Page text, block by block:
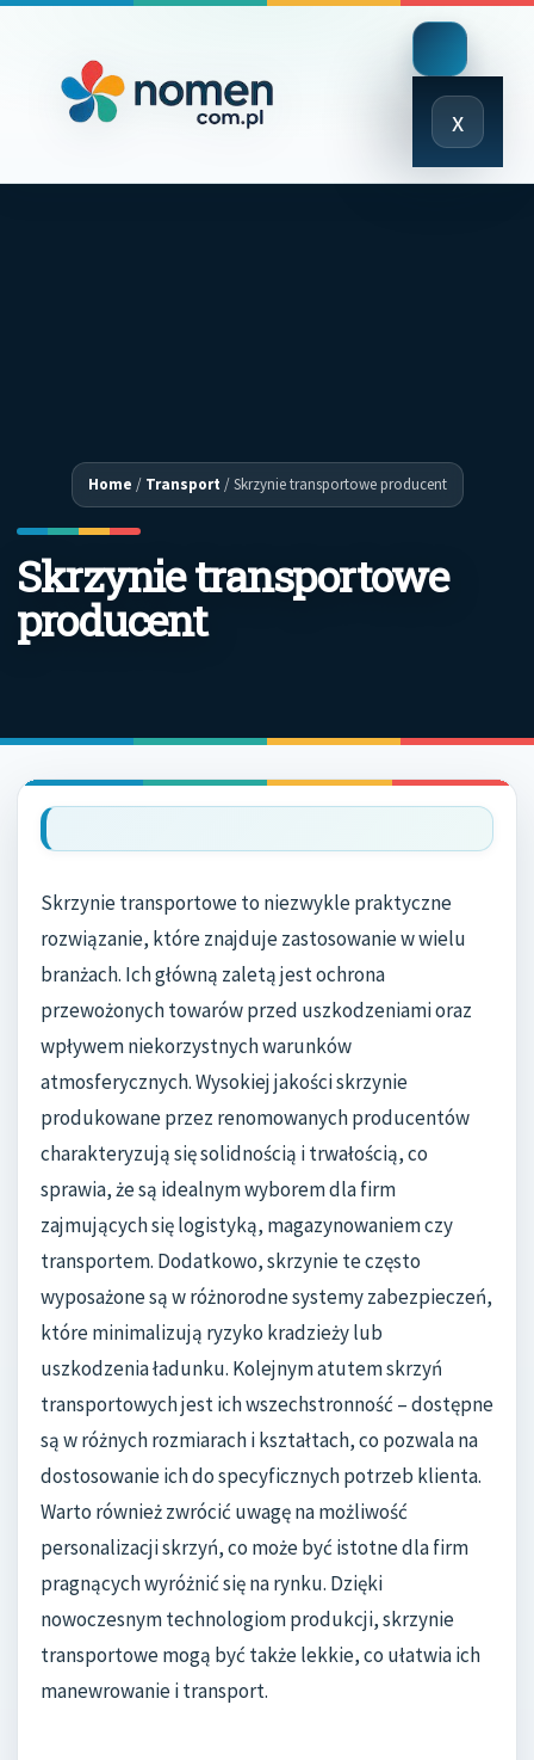
x
Close
Menu
Home / Transport /Skrzynie transportowe producent
Skrzynie transportowe
producent
Skrzynie transportowe to niezwykle praktyczne
rozwiązanie, które znajduje zastosowanie w wielu
branżach. Ich główną zaletą jest ochrona
przewożonych towarów przed uszkodzeniami oraz
wpływem niekorzystnych warunków
atmosferycznych. Wysokiej jakości skrzynie
produkowane przez renomowanych producentów
charakteryzują się solidnością i trwałością, co
sprawia, że są idealnym wyborem dla firm
zajmujących się logistyką, magazynowaniem czy
transportem. Dodatkowo, skrzynie te często
wyposażone są w różnorodne systemy zabezpieczeń,
które minimalizują ryzyko kradzieży lub
uszkodzenia ładunku. Kolejnym atutem skrzyń
transportowych jest ich wszechstronność – dostępne
są w różnych rozmiarach i kształtach, co pozwala na
dostosowanie ich do specyficznych potrzeb klienta.
Warto również zwrócić uwagę na możliwość
personalizacji skrzyń, co może być istotne dla firm
pragnących wyróżnić się na rynku. Dzięki
nowoczesnym technologiom produkcji, skrzynie
transportowe mogą być także lekkie, co ułatwia ich
manewrowanie i transport.